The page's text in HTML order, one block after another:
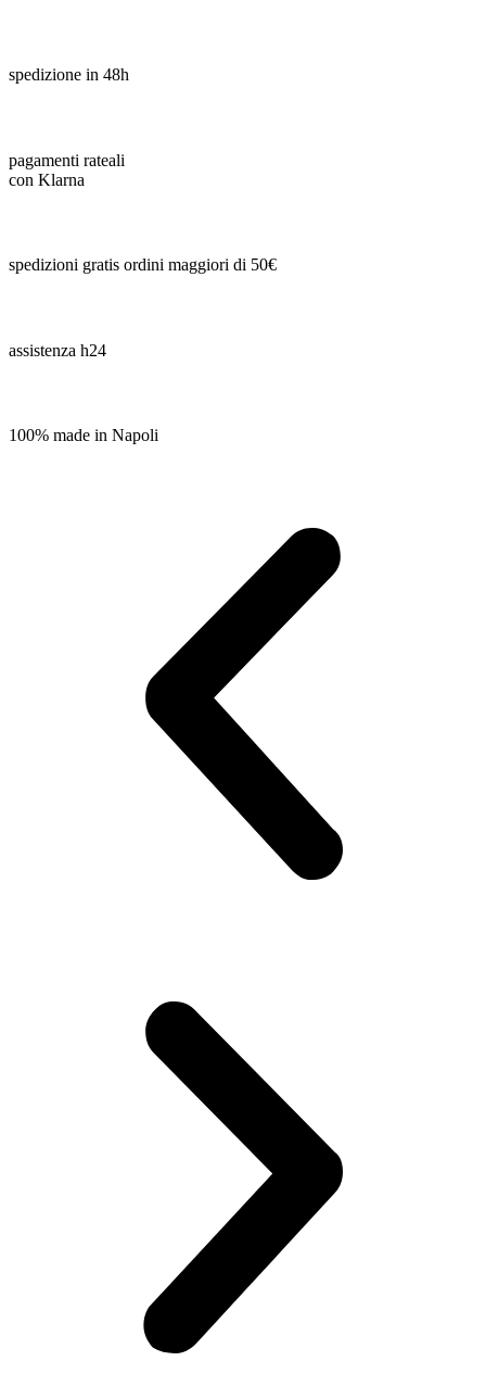
spedizione in 48h
pagamenti rateali
con Klarna
spedizioni gratis ordini maggiori di 50€
assistenza h24
100% made in Napoli